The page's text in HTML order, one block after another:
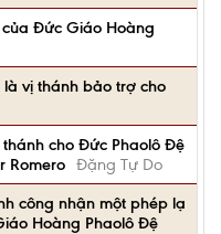
Đức Giáo Hoàng
vị thánh bảo trợ cho
cho Đức Phaolô Đệ
Romero Đặng Tự Do
công nhận một phép lạ
Hoàng Phaolô Đệ